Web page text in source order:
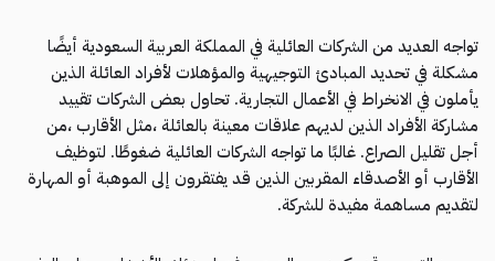
تواجه العديد من الشركات العائلية في المملكة العربية السعودية أيضًا
مشكلة في تحديد المبادئ التوجيهية والمؤهلات لأفراد العائلة الذين
يأملون في الانخراط في الأعمال التجارية. تحاول بعض الشركات تقييد
مشاركة الأفراد الذين لديهم علاقات معينة بالعائلة ،مثل الأقارب ،من
أجل تقليل الصراع. غالبًا ما تواجه الشركات العائلية ضغوطًا. لتوظيف
الأقارب أو الأصدقاء المقربين الذين قد يفتقرون إلى الموهبة أو المهارة
لتقديم مساهمة مفيدة للشركة.